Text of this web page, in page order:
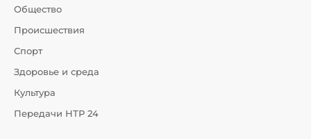
Общество
Происшествия
Спорт
Здоровье и среда
Культура
Передачи НТР 24